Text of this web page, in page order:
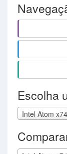
Escolha
Intel Atom